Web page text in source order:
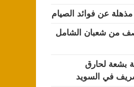
مذهلة عن فوائد الصيام
من شعبان الشامل
بشعة لحارق
في السويد